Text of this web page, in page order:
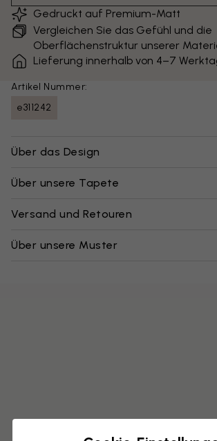
Gedruckt auf Premium-Matt
Vergleichen Sie das Gefühl und die
Oberflächenstruktur unserer
Lieferung innerhalb von 4–7
Artikel Nummer:
e311242
Über das Design
Über unsere Tapete
Versand und Retouren
Über unsere Muster